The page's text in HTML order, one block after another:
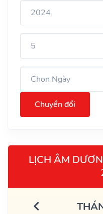
Chuyển đổi
LỊCH ÂM